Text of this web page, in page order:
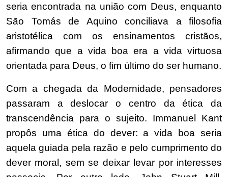
seria encontrada na união com Deus, enquanto
São Tomás de Aquino conciliava a filosofia
aristotélica com os ensinamentos cristãos,
afirmando que a vida boa era a vida virtuosa
orientada para Deus, o fim último do ser humano.
Com a chegada da Modernidade, pensadores
passaram a deslocar o centro da ética da
transcendência para o sujeito. Immanuel Kant
propôs uma ética do dever: a vida boa seria
aquela guiada pela razão e pelo cumprimento do
dever moral, sem se deixar levar por interesses